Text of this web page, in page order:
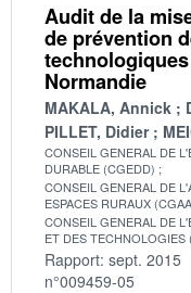
Audit de la
de prévention
Normandie
MAKALA, Annick
PILLET, Didier
CONSEIL GENERAL DE
DURABLE (CGEDD)
CONSEIL GENERAL DE
ESPACES RURAUX
CONSEIL GENERAL DE
ET DES TECHNOLOGIES
Rapport: sept. 2015
n°009459-05